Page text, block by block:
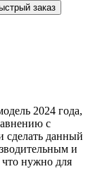
заказ
2024 года,
с
сделать данный
и
нужно для